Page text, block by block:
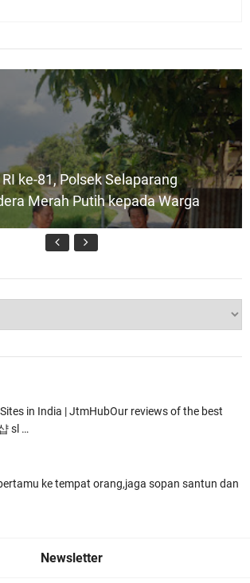
ke-81, Polsek Selaparang
Merah Putih kepada Warga
Kamtibmas
Lombok Timur Ringkus Pelaku
in India | JtmHubOur reviews of the best
sl …
ke tempat orang,jaga sopan santun dan